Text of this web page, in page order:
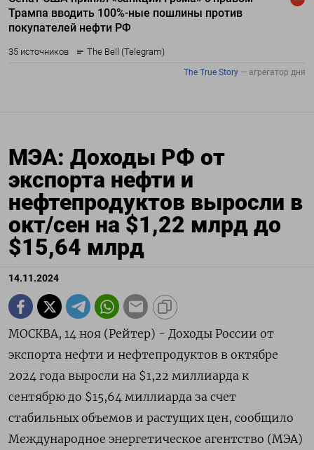
МЭА: Доходы РФ от
экспорта нефти и
нефтепродуктов выросли в
окт/сен на $1,22 млрд до
$15,64 млрд
14.11.2024
МОСКВА, 14 ноя (Рейтер) - Доходы России от
экспорта нефти и нефтепродуктов в октябре
2024 года выросли на $1,22 миллиарда к
сентябрю до $15,64 миллиарда за счет
стабильных объемов и растущих цен, сообщило
Международное энергетическое агентство (МЭА)